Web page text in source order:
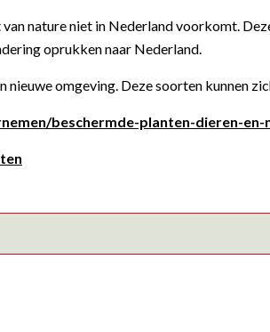
van nature niet in Nederland voorkomt.
oprukken naar Nederland.
omgeving. Deze soorten kunnen
beschermde-planten-dieren-